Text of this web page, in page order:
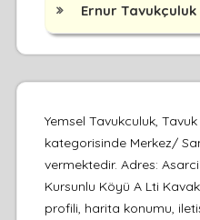
Ernur Tavukçuluk
Yemsel Tavukculuk,
kategorisinde Merkez/
vermektedir. Adres:
Kursunlu Köyü A Lti
profili, harita konumu,